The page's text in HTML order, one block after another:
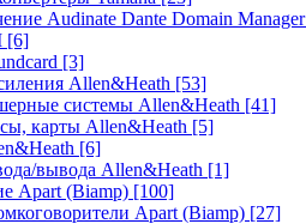
Audinate Dante Domain Manager
[6]
[3]
Allen&Heath [53]
системы Allen&Heath [41]
карты Allen&Heath [5]
[6]
вывода Allen&Heath [1]
Apart (Biamp) [100]
Apart (Biamp) [27]